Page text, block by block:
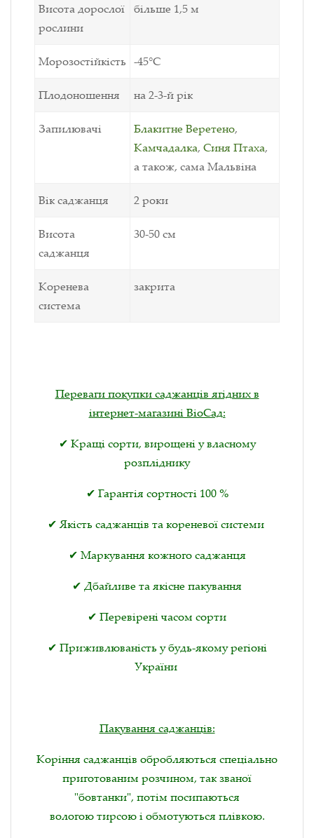
Висота дорослої
рослини
більше 1,5 м
Морозостійкість -45°С
Плодоношення на 2-3-й рік
Запилювачі Блакитне Веретено,
Камчадалка, Синя Птаха,
а також, сама Мальвіна
Вік саджанця 2 роки
Висота
саджанця
30-50 см
Коренева
система
закрита
Переваги покупки саджанців ягідних в
інтернет-магазині ВіоСад:
✔ Кращі сорти, вирощені у власному
розпліднику
✔ Гарантія сортності 100 %
✔ Якість саджанців та кореневої системи
✔ Маркування кожного саджанця
✔ Дбайливе та якісне пакування
✔ Перевірені часом сорти
✔ Приживлюваність у будь-якому регіоні
України
Пакування саджанців:
Коріння саджанців обробляються спеціально
приготованим розчином, так званої
"бовтанки", потім посипаються
вологою тирсою і обмотуються плівкою.